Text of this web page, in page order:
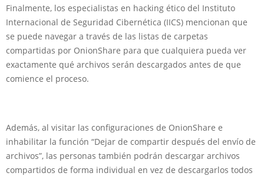
Finalmente, los especialistas en hacking ético del Instituto
Internacional de Seguridad Cibernética (IICS) mencionan que
se puede navegar a través de las listas de carpetas
compartidas por OnionShare para que cualquiera pueda ver
exactamente qué archivos serán descargados antes de que
comience el proceso.
Además, al visitar las configuraciones de OnionShare e
inhabilitar la función “Dejar de compartir después del envío de
archivos”, las personas también podrán descargar archivos
compartidos de forma individual en vez de descargarlos todos